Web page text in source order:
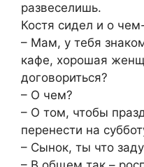
развеселишь.
Костя сидел и о
– Мам, у тебя
кафе, хорошая
договориться?
– О чем?
– О том, чтобы
перенести на
– Сынок, ты что